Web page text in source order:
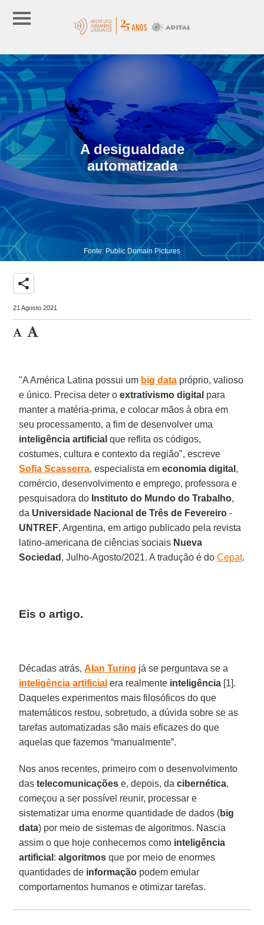
A desigualdade
automatizada
Fonte: Public Domain Pictures
share
21 Agosto 2021
"A América Latina possui um big data próprio, valioso
e único. Precisa deter oextrativismo digital para
manter a matéria-prima, e colocar mãos à obra em
seu processamento, a fim de desenvolver uma
inteligência artificial que reflita os códigos,
costumes, cultura e contexto da região", escreve
Sofia Scasserra, especialista emeconomia digital ,
comércio, desenvolvimento e emprego, professora e
pesquisadora do Instituto do Mundo do Trabalho,
da Universidade Nacional de Três de Fevereiro -
UNTREF, Argentina, em artigo publicado pela revista
latino-americana de ciências sociais Nueva
Sociedad , Julho-Agosto/2021. A tradução é doCepat.
Eis o artigo.
Décadas atrás,Alan Turing já se perguntava se a
inteligência artificial era realmente inteligência [1].
Daqueles experimentos mais filosóficos do que
matemáticos restou, sobretudo, a dúvida sobre se as
tarefas automatizadas são mais eficazes do que
aquelas que fazemos “manualmente”.
Nos anos recentes, primeiro com o desenvolvimento
dastelecomunicações e, depois, dacibernética,
começou a ser possível reunir, processar e
sistematizar uma enorme quantidade de dados (big
data) por meio de sistemas de algoritmos. Nascia
assim o que hoje conhecemos como inteligência
artificial :algoritmos que por meio de enormes
quantidades de informação podem emular
comportamentos humanos e otimizar tarefas.